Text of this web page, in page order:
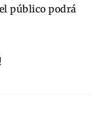
público podrá